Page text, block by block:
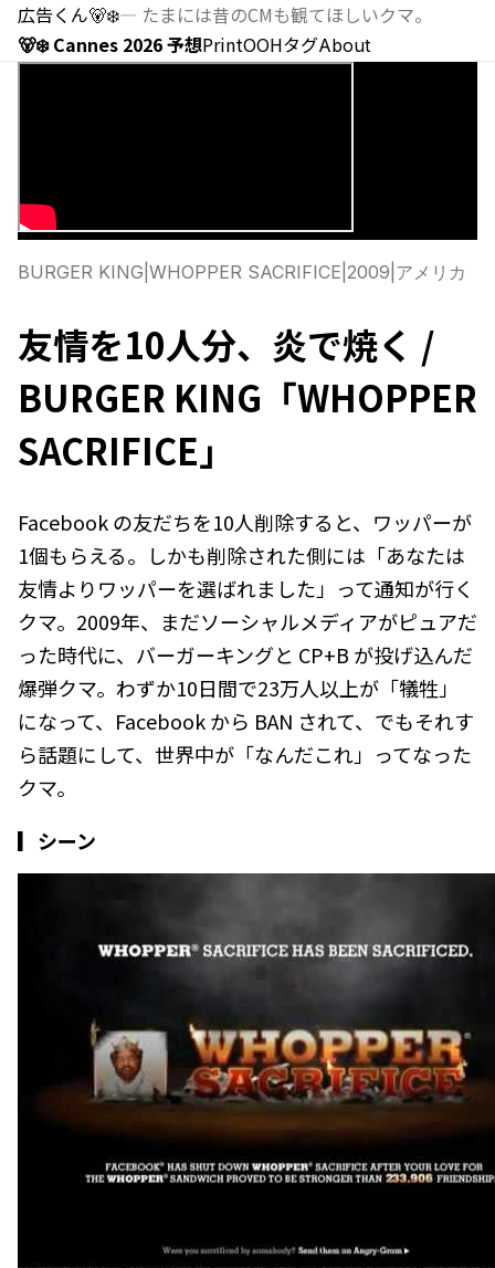
広告くん🐻‍❄️— たまには昔のCMも観てほしいクマ。
🐻‍❄️ Cannes 2026 予想PrintOOHタグAbout
BURGER KING WHOPPER SACRIFICE 2009 アメリカ
友情を10人分、炎で焼く /
BURGER KING「WHOPPER
SACRIFICE」
Facebook の友だちを10人削除すると、ワッパーが
1個もらえる。しかも削除された側には「あなたは
友情よりワッパーを選ばれました」って通知が行く
クマ。2009年、まだソーシャルメディアがピュアだ
った時代に、バーガーキングと CP+B が投げ込んだ
爆弾クマ。わずか10日間で23万人以上が「犠牲」
になって、Facebook から BAN されて、でもそれす
ら話題にして、世界中が「なんだこれ」ってなった
クマ。
▎シーン